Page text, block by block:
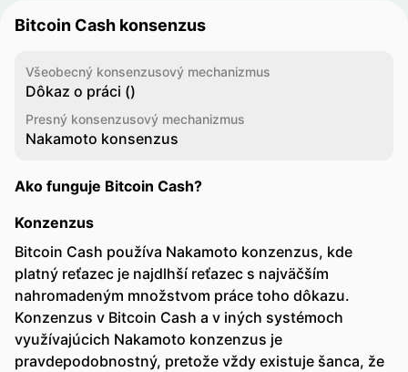
Bitcoin Cash konsenzus
Všeobecný konsenzusový mechanizmus
Dôkaz o práci ()
Presný konsenzusový mechanizmus
Nakamoto konsenzus
Ako funguje Bitcoin Cash?
Konzenzus
Bitcoin Cash používa Nakamoto konzenzus, kde
platný reťazec je najdlhší reťazec s najväčším
nahromadeným množstvom práce toho dôkazu.
Konzenzus v Bitcoin Cash a v iných systémoch
využívajúcich Nakamoto konzenzus je
pravdepodobnostný, pretože vždy existuje šanca, že